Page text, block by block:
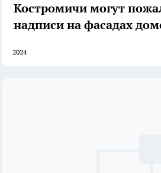
Костромичи могут
надписи на фасадах
2024